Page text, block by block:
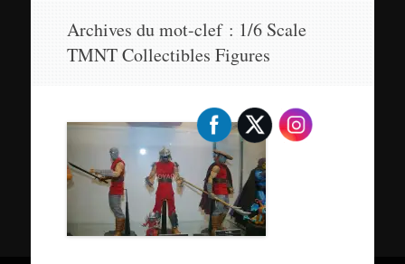
Tortuepédia
contenu
Archives du mot-clef : 1/6 Scale
TMNT Collectibles Figures